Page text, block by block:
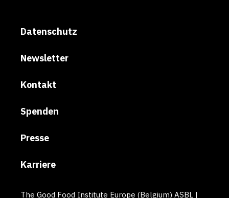
Datenschutz
Newsletter
Kontakt
Spenden
Presse
Karriere
The Good Food Institute Europe (Belgium) ASBL |